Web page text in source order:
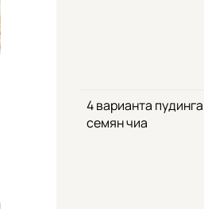
4 варианта
семян чиа